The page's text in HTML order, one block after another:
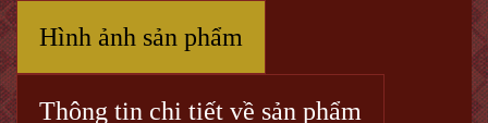
Hình ảnh sản phẩm
Thông tin chi tiết về sản phẩm